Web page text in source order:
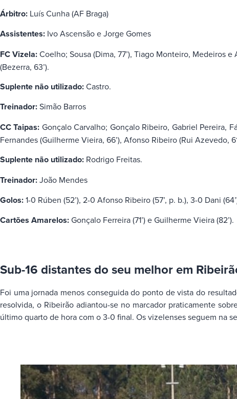
Árbitro: Luís Cunha (AF Braga)
Assistentes: Ivo Ascensão e Jorge Gomes
FC Vizela:Coelho; Sousa (Dima, 77’), Tiago Monteiro, Medeiros e
(Bezerra, 63’).
Suplente não utilizado:Castro.
Treinador:Simão Barros
CC Taipas: Gonçalo Carvalho; Gonçalo Ribeiro, Gabriel Pereira,
Fernandes (Guilherme Vieira, 66’), Afonso Ribeiro (Rui Azevedo,
Suplente não utilizado: Rodrigo Freitas.
Treinador:João Mendes
Golos:1-0 Rúben (52’), 2-0 Afonso Ribeiro (57’, p. b.), 3-0 Dani
Cartões Amarelos:Gonçalo Ferreira (71’) e Guilherme Vieira (82’).
Sub-16 distantes do seu melhor em
Foi uma jornada menos conseguida do ponto de vista do
resolvida, o Ribeirão adiantou-se no marcador praticamente
último quarto de hora com o 3-0 final. Os vizelenses seguem na